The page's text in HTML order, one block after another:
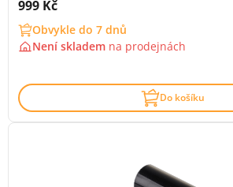
Cena s DPH:
999 Kč
Obvykle do 7 dnů
Není skladem na prodejnách
Do košíku